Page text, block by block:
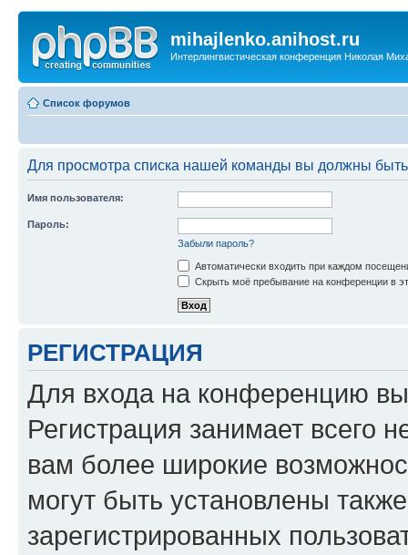
mihajlenko.anihost.ru
Интерлингвистическая конференция Николая
Список форумов
Для просмотра списка нашей команды вы должны
Имя пользователя:
Пароль:
Забыли пароль?
Автоматически входить при каждом
Скрыть моё пребывание на конференции в
РЕГИСТРАЦИЯ
Для входа на конференцию
Регистрация занимает всего
вам более широкие
могут быть установлены
зарегистрированных